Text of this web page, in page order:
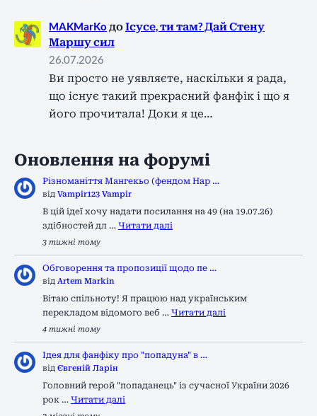
MAKMarKo доІсусе, ти там? Дай Стену
Маршу сил
26.07.2026
Ви просто не уявляєте, наскільки я рада,
що існує такий прекрасний фанфік і що я
його прочитала! Доки я це…
Оновлення на форумі
Різноманіття Мангекьо (фендом Нар …
від Vampir123 Vampir
В цій ідеї хочу надати посилання на 49 (на 19.07.26)
здібностей дл … Читати далі
3 тижні тому
Обговорення та пропозиції щодо пе …
від Artem Markin
Вітаю спільноту! Я працюю над українським
перекладом відомого веб … Читати далі
4 тижні тому
Ідея для фанфіку про "попадуна" в …
від Євгеній Ларін
Головний герой "попаданець" із сучасної України 2026
рок … Читати далі